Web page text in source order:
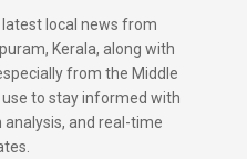
latest local news from
Kerala, along with
from the Middle
to stay informed with
analysis, and real-time